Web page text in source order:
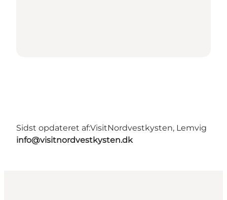
Sidst opdateret af:VisitNordvestkysten, Lemvig
info@visitnordvestkysten.dk